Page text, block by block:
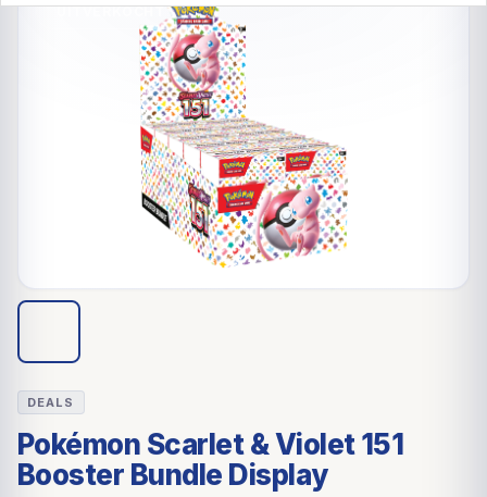
UITVERKOCHT
DEALS
Pokémon Scarlet & Violet 151
Booster Bundle Display